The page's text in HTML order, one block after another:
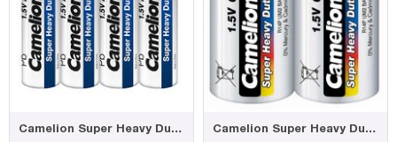
Camelion Super Heavy Duty, Blue AA, 4-pc shrink Camelion Super Heavy Duty, Blue C, 2-pc shrink